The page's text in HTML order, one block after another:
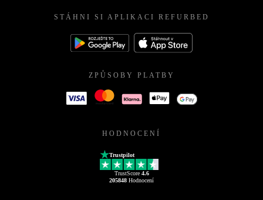
STÁHNI SI APLIKACI REFURBED
ZPŮSOBY PLATBY
HODNOCENÍ
Trustpilot
TrustScore 4.6
205848 Hodnocení